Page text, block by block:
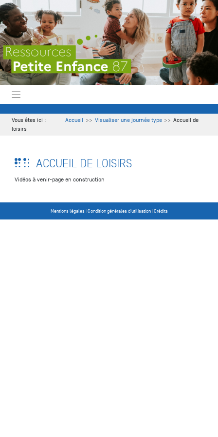
Skip
to
content
Vous êtes ici : Accueil Visualiser une journée type
Accueil de
loisirs
ACCUEIL DE LOISIRS
Vidéos à venir-page en construction
Mentions légales|Condition générales d'utilisation|Crédits